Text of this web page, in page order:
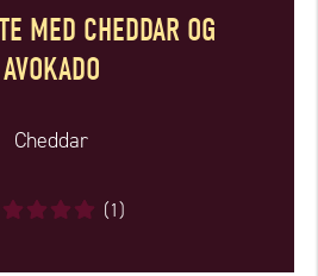
MED CHEDDAR OG
AVOKADO
Cheddar
(1)